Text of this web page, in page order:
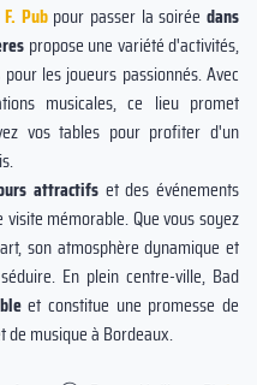
Pubpour passer la soiréedans
propose une variété d'activités,
les joueurs passionnés. Avec
musicales, ce lieu promet
vos tables pour profiter d'un
attractifs et des événements
mémorable. Que vous soyez
son atmosphère dynamique et
En plein centre-ville, Bad
et constitue une promesse de
de musique à Bordeaux.